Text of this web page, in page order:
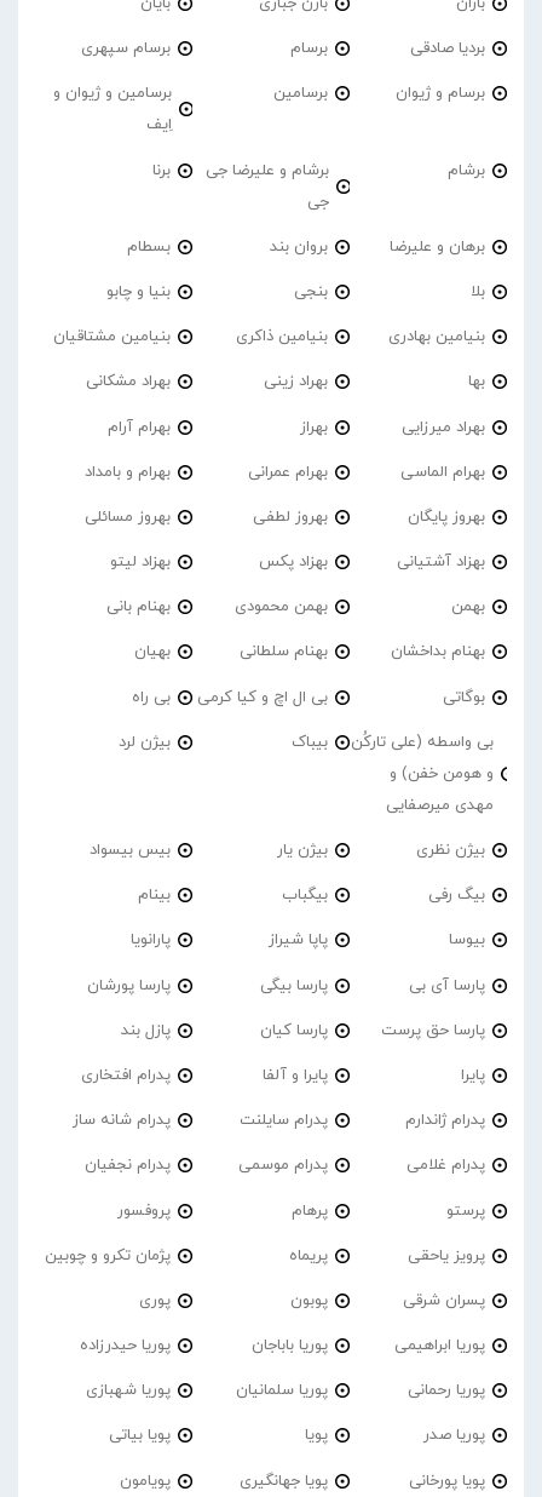
بردیا صادقی برسام برسام سپهری
برسام و ژیوان برسامین
برسامین و ژیوان و
اِیف
برشام
برشام و علیرضا جی
جی
برنا
برهان و علیرضا بروان بند بسطام
بلا بنجی بنیا و چابو
بنیامین بهادری بنیامین ذاکری بنیامین مشتاقیان
بها بهراد زینی بهراد مشکانی
بهراد میرزایی بهراز بهرام آرام
بهرام الماسی بهرام عمرانی بهرام و بامداد
بهروز پایگان بهروز لطفی بهروز مسائلی
بهزاد آشتیانی بهزاد پکس بهزاد لیتو
بهمن بهمن محمودی بهنام بانی
بهنام بداخشان بهنام سلطانی بهیان
بوگاتی بی ال اچ و کیا کرمی بی راه
بی واسطه (علی تارکُن
و هومن خفن) و
مهدی میرصفایی
بیباک بیژن لرد
بیژن نظری بیژن یار بیس بیسواد
بیگ رفی بیگباب بینام
بیوسا پاپا شیراز پارانویا
پارسا آی بی پارسا بیگی پارسا پورشان
پارسا حق پرست پارسا کیان پازل بند
پایرا پایرا و آلفا پدرام افتخاری
پدرام ژاندارم پدرام‌ سایلنت پدرام شانه ساز
پدرام غلامی پدرام موسمی پدرام نجفیان
پرستو پرهام پروفسور
پرویز یاحقی پریماه پژمان تکرو و چوبین
پسران شرقی پوبون پوری
پوریا ابراهیمی پوریا باباجان پوریا حیدرزاده
پوریا رحمانی پوریا سلمانیان پوریا شهبازی
پوریا صدر پویا پویا بیاتی
پویا پورخانی پویا جهانگیری پویامون